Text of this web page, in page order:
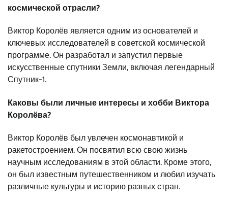
космической отрасли?
Виктор Королёв является одним из основателей и
ключевых исследователей в советской космической
программе. Он разработал и запустил первые
искусственные спутники Земли, включая легендарный
Спутник-1.
Каковы были личные интересы и хобби Виктора
Королёва?
Виктор Королёв был увлечен космонавтикой и
ракетостроением. Он посвятил всю свою жизнь
научным исследованиям в этой области. Кроме этого,
он был известным путешественником и любил изучать
различные культуры и историю разных стран.